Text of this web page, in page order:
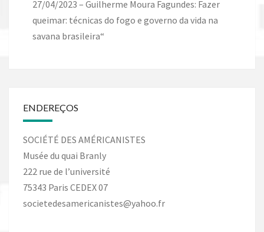
27/04/2023 – Guilherme Moura Fagundes: Fazer
queimar: técnicas do fogo e governo da vida na
savana brasileira“
ENDEREÇOS
SOCIÉTÉ DES AMÉRICANISTES
Musée du quai Branly
222 rue de l’université
75343 Paris CEDEX 07
societedesamericanistes@yahoo.fr